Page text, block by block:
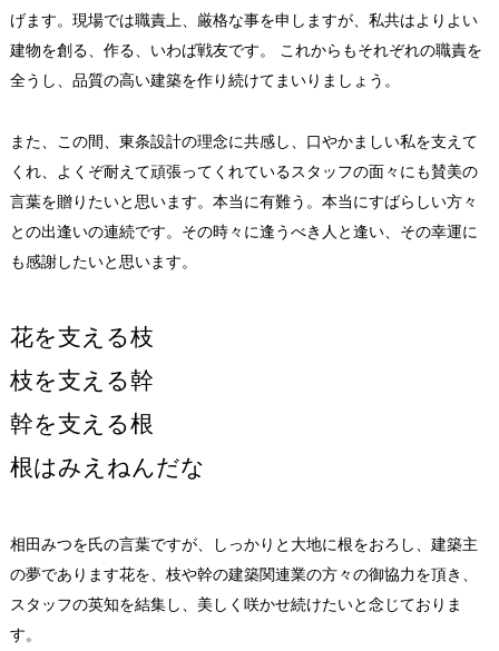
げます。現場では職責上、厳格な事を申しますが、私共はよりよい
建物を創る、作る、いわば戦友です。 これからもそれぞれの職責を
全うし、品質の高い建築を作り続けてまいりましょう。
また、この間、東条設計の理念に共感し、口やかましい私を支えて
くれ、よくぞ耐えて頑張ってくれているスタッフの面々にも賛美の
言葉を贈りたいと思います。本当に有難う。本当にすばらしい方々
との出逢いの連続です。その時々に逢うべき人と逢い、その幸運に
も感謝したいと思います。
花を支える枝
枝を支える幹
幹を支える根
根はみえねんだな
相田みつを氏の言葉ですが、しっかりと大地に根をおろし、建築主
の夢であります花を、枝や幹の建築関連業の方々の御協力を頂き、
スタッフの英知を結集し、美しく咲かせ続けたいと念じておりま
す。